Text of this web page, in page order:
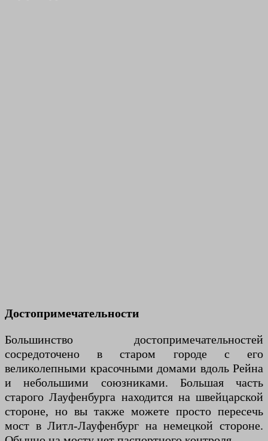
Достопримечательности
Большинство достопримечательностей
сосредоточено в старом городе с его
великолепными красочными домами вдоль Рейна
и небольшими союзниками. Большая часть
старого Лауфенбурга находится на швейцарской
стороне, но вы также можете просто пересечь
мост в Литл-Лауфенбург на немецкой стороне.